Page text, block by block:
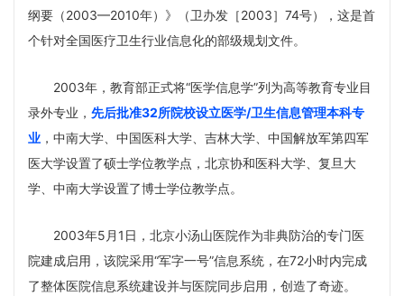
纲要（2003—2010年）》（卫办发［2003］74号），这是首
个针对全国医疗卫生行业信息化的部级规划文件。
2003年，教育部正式将“医学信息学”列为高等教育专业目
录外专业， 先后批准32所院校设立医学/卫生信息管理本科专
业 ，中南大学、中国医科大学、吉林大学、中国解放军第四军
医大学设置了硕士学位教学点，北京协和医科大学、复旦大
学、中南大学设置了博士学位教学点。
2003年5月1日，北京小汤山医院作为非典防治的专门医
院建成启用，该院采用“军字一号”信息系统，在72小时内完成
了整体医院信息系统建设并与医院同步启用，创造了奇迹。